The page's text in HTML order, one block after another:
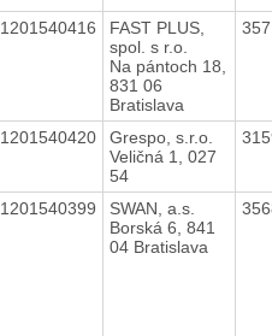
1201540416
FAST PLUS,
spol. s r.o.
Na pántoch 18,
831 06
Bratislava
1201540420
Grespo, s.r.o.
Veličná 1, 027
54
1201540399
SWAN, a.s.
Borská 6, 841
04 Bratislava